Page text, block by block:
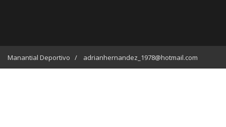
Manantial Deportivo / adrianhernandez_1978@hotmail.com